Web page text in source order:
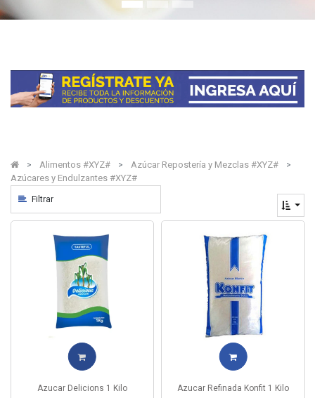
Alimentos #XYZ#
Azúcar Repostería y Mezclas #XYZ#
Azúcares y Endulzantes #XYZ#
Filtrar
Azucar Delicions 1 Kilo Azucar Refinada Konfit 1 Kilo